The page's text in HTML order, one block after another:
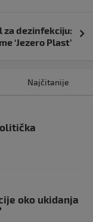
za dezinfekciju:
‘Jezero Plast’
Najčitanije
oko ukidanja